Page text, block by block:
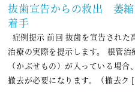
抜歯宣告からの救出 萎
着手
症例提示 前回 抜歯を宣告された
治療の実際を提示します。 根管
（かぶせもの）が入っている場
撤去が必要になります。（撤去ク